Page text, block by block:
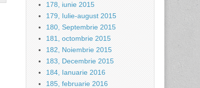
178, iunie 2015
179, Iulie-august 2015
180, Septembrie 2015
181, octombrie 2015
182, Noiembrie 2015
183, Decembrie 2015
184, Ianuarie 2016
185, februarie 2016